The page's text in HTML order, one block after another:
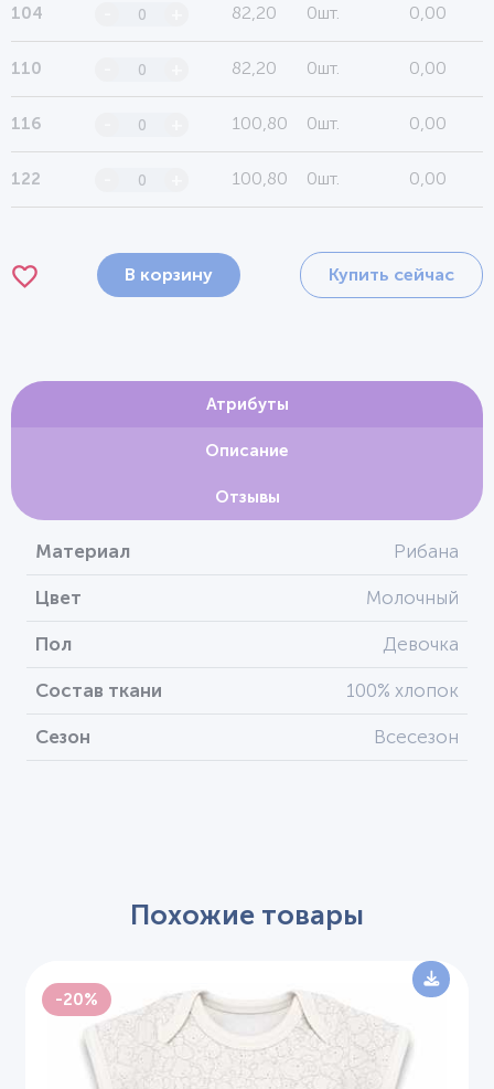
104 82,20 0шт. 0,00
110 82,20 0шт. 0,00
116 100,80 0шт. 0,00
122 100,80 0шт. 0,00
В корзину Купить сейчас
Атрибуты
Описание
Отзывы
Материал Рибана
Цвет Молочный
Пол Девочка
Состав ткани 100% хлопок
Сезон Всесезон
Похожие товары
-20%